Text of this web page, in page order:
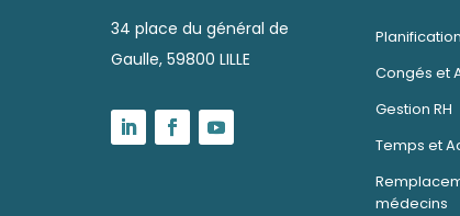
34 place du général de
Gaulle, 59800 LILLE
Planification
Congés et
Gestion RH
Temps et
médecins